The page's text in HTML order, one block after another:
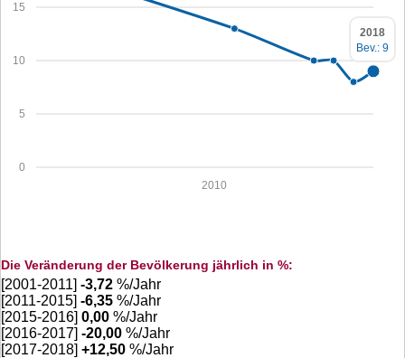
0
5
10
15
2010
2018
Bev.: 9
Die Veränderung der Bevölkerung jährlich in %:
[2001-2011] -3,72 %/Jahr
[2011-2015] -6,35 %/Jahr
[2015-2016] 0,00 %/Jahr
[2016-2017] -20,00 %/Jahr
[2017-2018] +12,50 %/Jahr